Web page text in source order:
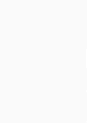
附
一